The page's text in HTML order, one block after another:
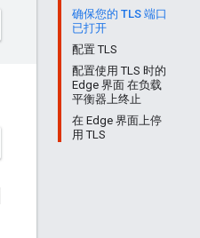
确保您的 TLS 端口
已打开
配置 TLS
配置使用 TLS 时的
Edge 界面 在负载
平衡器上终止
在 Edge 界面上停
用 TLS